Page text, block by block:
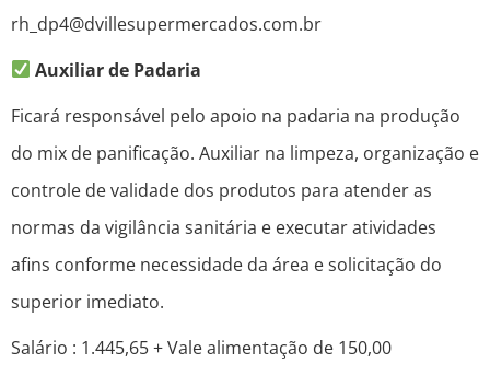
rh_dp4@dvillesupermercados.com.br
Auxiliar de Padaria
Ficará responsável pelo apoio na padaria na produção
do mix de panificação. Auxiliar na limpeza, organização e
controle de validade dos produtos para atender as
normas da vigilância sanitária e executar atividades
afins conforme necessidade da área e solicitação do
superior imediato.
Salário : 1.445,65 + Vale alimentação de 150,00